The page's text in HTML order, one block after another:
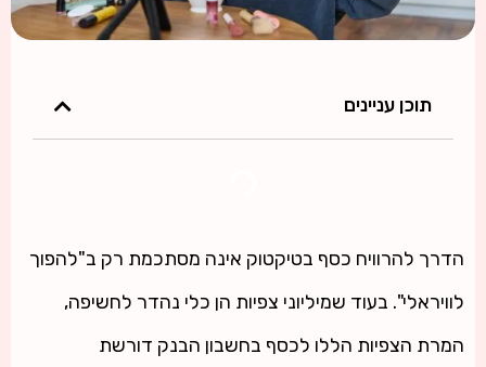
תוכן עניינים
הדרך להרוויח כסף בטיקטוק אינה מסתכמת רק ב"להפוך
לוויראלי". בעוד שמיליוני צפיות הן כלי נהדר לחשיפה,
המרת הצפיות הללו לכסף בחשבון הבנק דורשת